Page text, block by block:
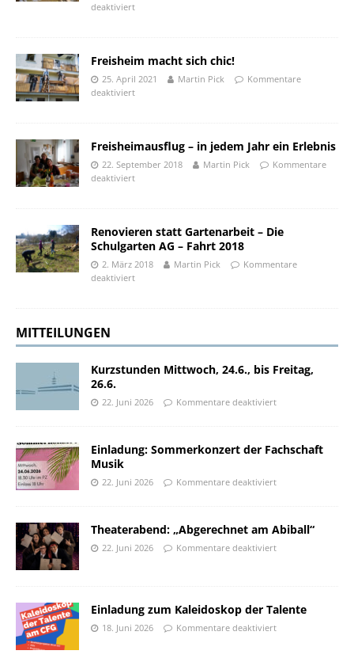
deaktiviert
Freisheim macht sich chic!
25. April 2021 Martin Pick
Kommentare
deaktiviert
Freisheimausflug – in jedem Jahr ein Erlebnis
22. September 2018 Martin Pick
Kommentare
deaktiviert
Renovieren statt Gartenarbeit – Die
Schulgarten AG – Fahrt 2018
2. März 2018 Martin Pick
Kommentare
deaktiviert
MITTEILUNGEN
Kurzstunden Mittwoch, 24.6., bis Freitag,
26.6.
22. Juni 2026 Kommentare deaktiviert
Einladung: Sommerkonzert der Fachschaft
Musik
22. Juni 2026 Kommentare deaktiviert
Theaterabend: „Abgerechnet am Abiball“
22. Juni 2026 Kommentare deaktiviert
Einladung zum Kaleidoskop der Talente
18. Juni 2026 Kommentare deaktiviert